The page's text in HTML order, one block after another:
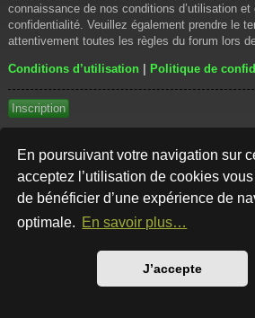
En poursuivant votre navigation sur
acceptez l’utilisation de cookies
de bénéficier d’une expérience de
optimale. En savoir plus…
J’accepte
connaissance de nos conditions d’utilisation
confidentialité. Veuillez également prendre le
attentivement toutes les règles du forum lors
Conditions d’utilisation | Politique de
Inscription
Accueil du forum
Développé parphpBB® Forum Software
Style par
Traduction française officielle